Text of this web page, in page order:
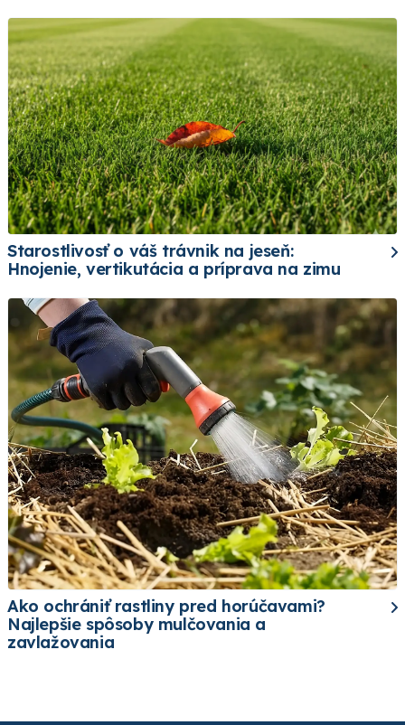
Starostlivosť o váš trávnik na jeseň:
Hnojenie, vertikutácia a príprava na zimu
Ako ochrániť rastliny pred horúčavami?
Najlepšie spôsoby mulčovania a
zavlažovania